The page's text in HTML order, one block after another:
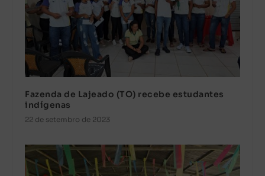
Fazenda de Lajeado (TO) recebe estudantes
indígenas
22 de setembro de 2023